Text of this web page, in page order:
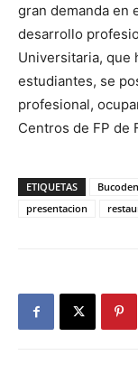
gran demanda en
desarrollo
Universitaria, que
estudiantes, se
profesional,
Centros de FP de
ETIQUETAS
presentacion